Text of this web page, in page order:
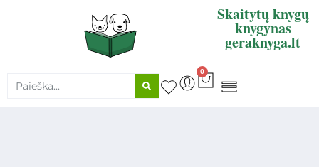
Skaitytų knygų
knygynas
geraknyga.lt
0